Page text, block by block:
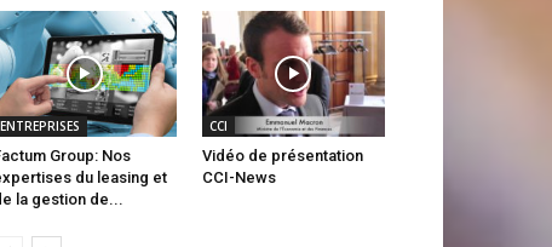
ENTREPRISES
Group: Nos
du leasing et
la gestion de...
CCI
Vidéo de présentation
CCI-News